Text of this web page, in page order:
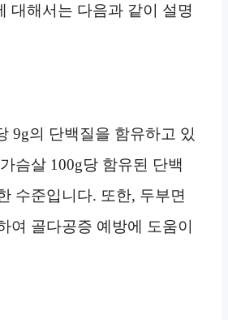
대해서는 다음과 같이 설명
9g의 단백질을 함유하고 있
슴살 100g당 함유된 단백
수준입니다. 또한, 두부면
여 골다공증 예방에 도움이